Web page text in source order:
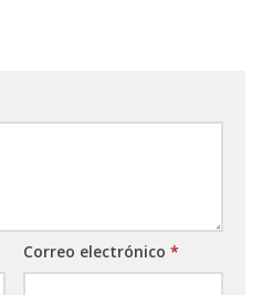
Correo electrónico *